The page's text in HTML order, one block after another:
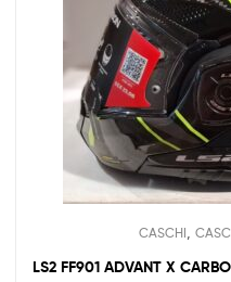
CASCHI
LS2 FF901 ADVANT X